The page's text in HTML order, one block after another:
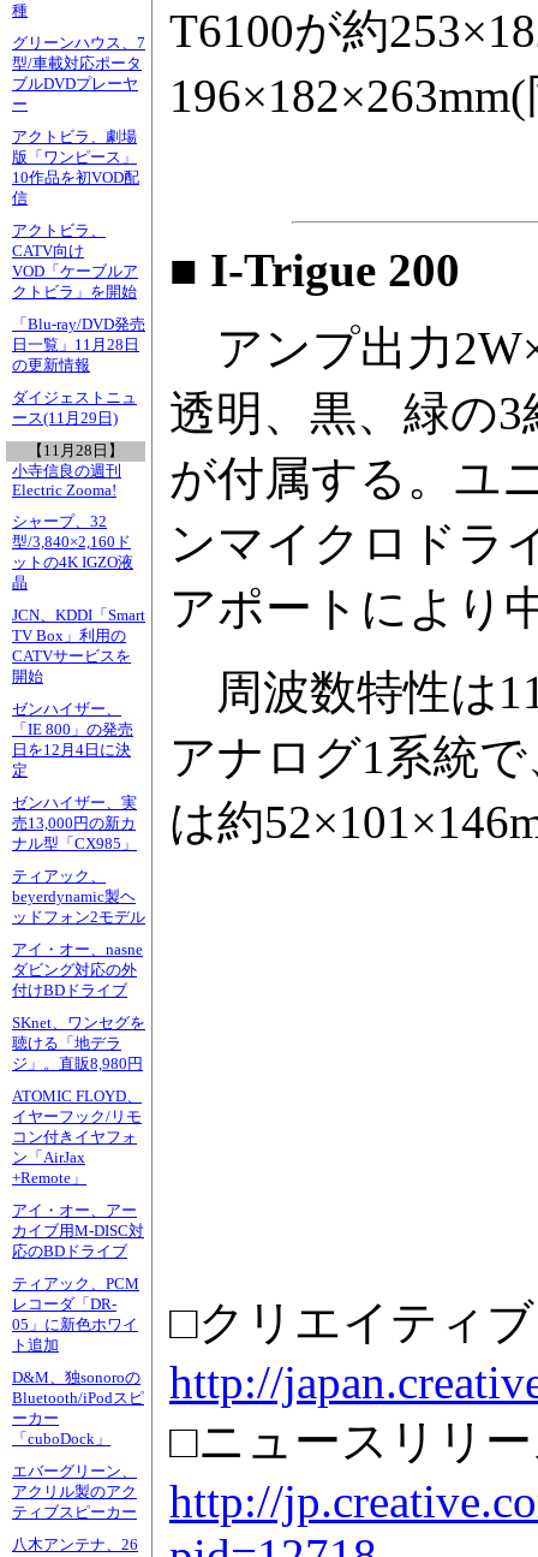
種
グリーンハウス、7
型/車載対応ポータ
ブルDVDプレーヤ
ー
アクトビラ、劇場
版「ワンピース」
10作品を初VOD配
信
アクトビラ、
CATV向け
VOD「ケーブルア
クトビラ」を開始
「Blu-ray/DVD発売
日一覧」11月28日
の更新情報
ダイジェストニュ
ース(11月29日)
【11月28日】
小寺信良の週刊
Electric Zooma!
シャープ、32
型/3,840×2,160ド
ットの4K IGZO液
晶
JCN、KDDI「Smart
TV Box」利用の
CATVサービスを
開始
ゼンハイザー、
「IE 800」の発売
日を12月4日に決
定
ゼンハイザー、実
売13,000円の新カ
ナル型「CX985」
ティアック、
beyerdynamic製ヘ
ッドフォン2モデル
アイ・オー、nasne
ダビング対応の外
付けBDドライブ
SKnet、ワンセグを
聴ける「地デラ
ジ」。直販8,980円
ATOMIC FLOYD、
イヤーフック/リモ
コン付きイヤフォ
ン「AirJax
+Remote」
アイ・オー、アー
カイブ用M-DISC対
応のBDドライブ
ティアック、PCM
レコーダ「DR-
05」に新色ホワイ
ト追加
D&M、独sonoroの
Bluetooth/iPodスピ
ーカー
「cuboDock」
エバーグリーン、
アクリル製のアク
ティブスピーカー
八木アンテナ、26
T6100が約
■ I-Trigue 200
アンプ出力
透明、黒、緑の
が付属する。ユ
ンマイクロドラ
アポートにより
周波数特性は
アナログ1系統
は約
□クリエイティ
http://
□ニュースリリ
http://